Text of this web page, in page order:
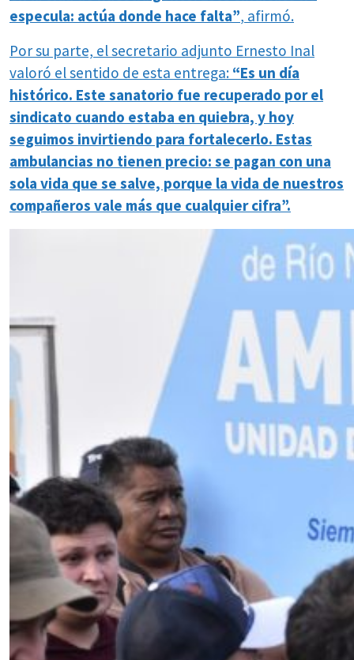
especula: actúa donde hace falta”, afirmó.
Por su parte, el secretario adjunto Ernesto Inal
valoró el sentido de esta entrega: “Es un día
histórico. Este sanatorio fue recuperado por el
sindicato cuando estaba en quiebra, y hoy
seguimos invirtiendo para fortalecerlo. Estas
ambulancias no tienen precio: se pagan con una
sola vida que se salve, porque la vida de nuestros
compañeros vale más que cualquier cifra”.